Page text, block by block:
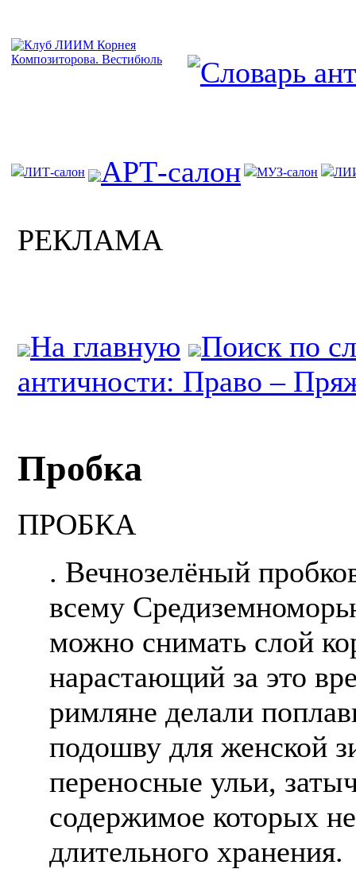
ЛИТ-салон АРТ-салон МУЗ-салон
РЕКЛАМА
На главную
Поиск по
античности: Право –
Пробка
ПРОБКА
. Вечнозелёный
всему
можно снимать слой
нарастающий за это
римляне делали
подошву для женской
переносные ульи,
содержимое которых
длительного хранения.